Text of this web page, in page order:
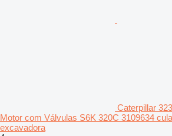
Caterpillar
Motor com Válvulas S6K 320C 3109634
excavadora